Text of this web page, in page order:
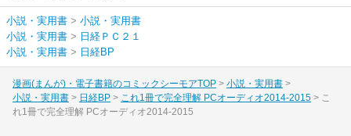
小説・実用書 > 小説・実用書
小説・実用書 > 日経ＰＣ２１
小説・実用書 > 日経BP
漫画(まんが)・電子書籍のコミックシーモアTOP
小説・実用書
小説・実用書
日経BP これ1冊で完全理解 PCオーディオ2014-2015
こ
れ1冊で完全理解 PCオーディオ2014-2015